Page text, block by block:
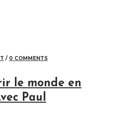
/ 0 COMMENTS
le monde en
Paul